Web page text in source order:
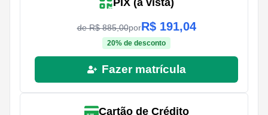
PIX (à vista)
de R$885,00porR$ 191,04
20% de desconto
Fazer matrícula
Cartão de Crédito